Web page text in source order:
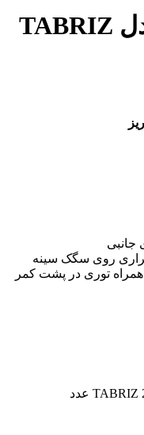
کوله پشتی پکینیو مدل TABRIZ
جانبی
روی سگک سینه
توری در پشت کمر